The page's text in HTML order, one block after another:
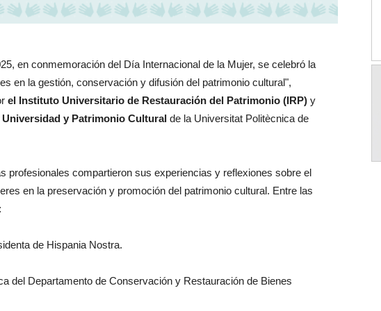
en conmemoración del Día Internacional de la Mujer, se celebró la
en la gestión, conservación y difusión del patrimonio cultural",
el Instituto Universitario de Restauración del Patrimonio (IRP) y
y Patrimonio Cultural de la Universitat Politècnica de
profesionales compartieron sus experiencias y reflexiones sobre el
en la preservación y promoción del patrimonio cultural. Entre las
de Hispania Nostra.
del Departamento de Conservación y Restauración de Bienes